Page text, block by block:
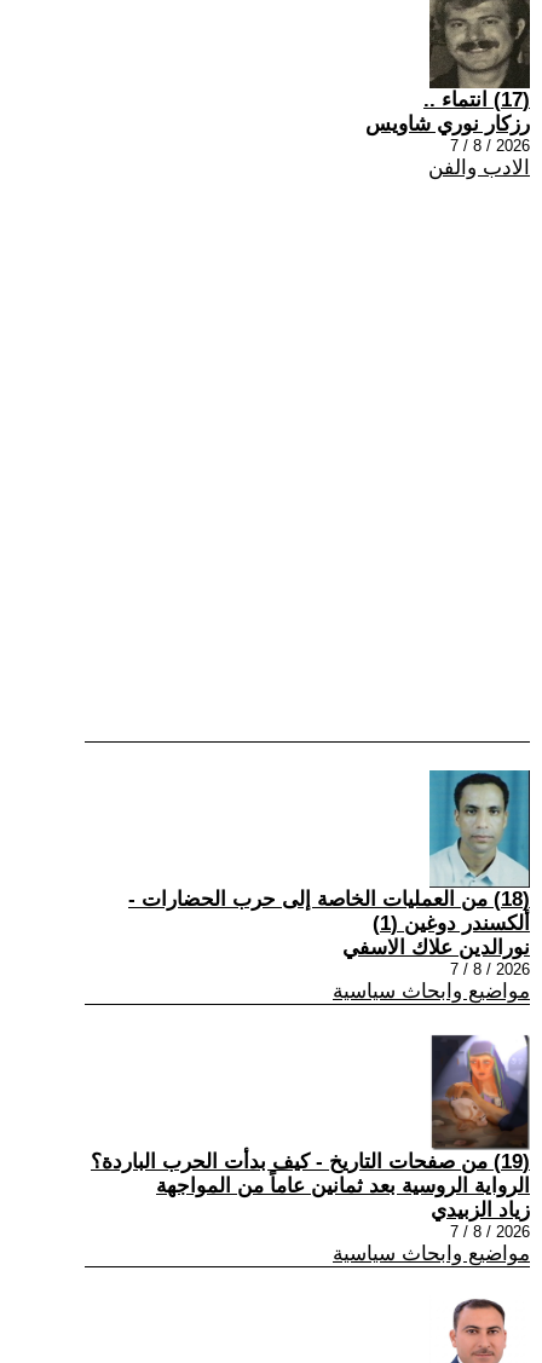
(17) انتماء ..
رزكار نوري شاويس
2026 / 8 / 7
الادب والفن
(18) من العمليات الخاصة إلى حرب الحضارات -
ألكسندر دوغين (1)
نورالدين علاك الاسفي
2026 / 8 / 7
مواضيع وابحاث سياسية
(19) من صفحات التاريخ - كيف بدأت الحرب الباردة؟
الرواية الروسية بعد ثمانين عاماً من المواجهة
زياد الزبيدي
2026 / 8 / 7
مواضيع وابحاث سياسية